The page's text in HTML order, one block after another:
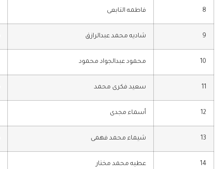
8 فاطمه التابعى
9 شاديه محمد عبدالرازق
10 محمود عبدالجواد محمود
11 سعيد فكرى محمد
12 أسماء مجدى
13 شيماء محمد فهمى
14 عطيه محمد مختار